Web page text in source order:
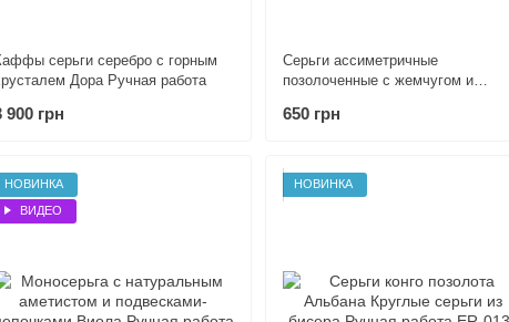
серьги серебро c горным
Дора Ручная работа
900 грн
Серьги ассиметричные
позолоченные с жемчугом и
650 грн
НОВИНКА
ВИДЕО
НОВИНКА